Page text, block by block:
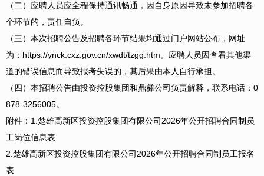
（二）应聘人员应全程保持通讯畅通，因自身原因导致未参加招聘各
个环节的，责任自负。
（三）本次招聘公告及招聘各环节结果均通过门户网站公布，网址
为：https://ynck.cxz.gov.cn/xwdt/tzgg.htm。应聘人员因查看其他渠
道的错误信息而导致报考失误的，其后果由本人自行承担。
（四）本招聘公告由投资控股集团和鼎彝公司负责解释，联系电话：0
878-3256005。
附件：1.楚雄高新区投资控股集团有限公司2026年公开招聘合同制员
工岗位信息表
2.楚雄高新区投资控股集团有限公司2026年公开招聘合同制员工报名
表